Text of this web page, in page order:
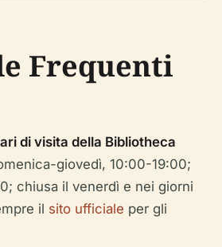
Frequenti
di visita della Bibliotheca
giovedì, 10:00-19:00;
chiusa il venerdì e nei giorni
il sito ufficiale per gli